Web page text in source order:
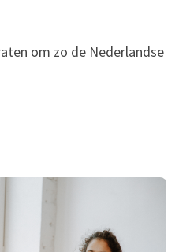
om zo de Nederlandse